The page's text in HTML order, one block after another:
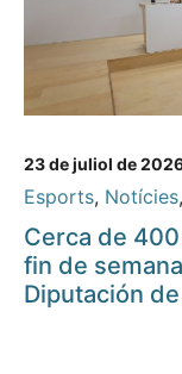
23 de juliol de
Esports, Notícies,
Cerca de
fin de
Diputación de